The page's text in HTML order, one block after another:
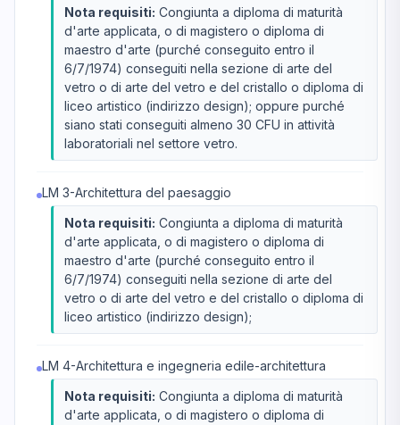
Nota requisiti: Congiunta a diploma di maturità
d'arte applicata, o di magistero o diploma di
maestro d'arte (purché conseguito entro il
6/7/1974) conseguiti nella sezione di arte del
vetro o di arte del vetro e del cristallo o diploma di
liceo artistico (indirizzo design); oppure purché
siano stati conseguiti almeno 30 CFU in attività
laboratoriali nel settore vetro.
LM 3-Architettura del paesaggio
Nota requisiti: Congiunta a diploma di maturità
d'arte applicata, o di magistero o diploma di
maestro d'arte (purché conseguito entro il
6/7/1974) conseguiti nella sezione di arte del
vetro o di arte del vetro e del cristallo o diploma di
liceo artistico (indirizzo design);
LM 4-Architettura e ingegneria edile-architettura
Nota requisiti: Congiunta a diploma di maturità
d'arte applicata, o di magistero o diploma di